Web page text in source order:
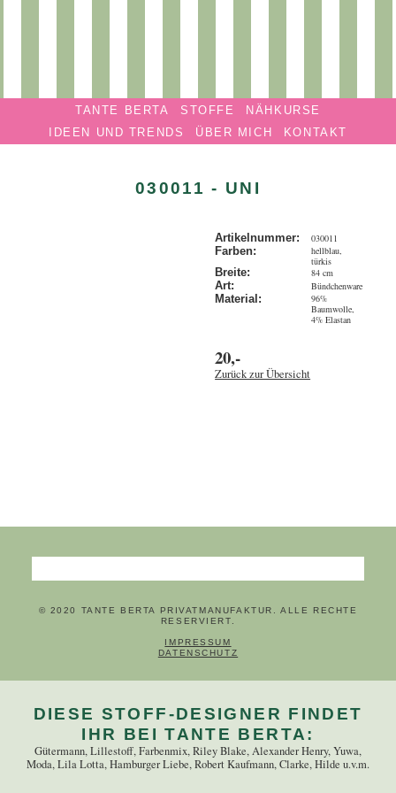
BERTA
Privatmanufaktur
Navigation überspringenTANTE BERTA STOFFE
NÄHKURSE
IDEEN UND TRENDS
ÜBER MICH KONTAKT
030011 - UNI
Artikelnummer:
030011
Farben:
hellblau,
türkis
Breite:
84 cm
Art:
Bündchenware
Material:
96%
Baumwolle,
4% Elastan
20,-
Zurück zur Übersicht
Suchbegriffe
© 2020 TANTE BERTA PRIVATMANUFAKTUR. ALLE RECHTE
RESERVIERT.
NAVIGATION ÜBERSPRINGEN
IMPRESSUM
DATENSCHUTZ
DIESE STOFF-DESIGNER FINDET
IHR BEI TANTE BERTA:
Gütermann, Lillestoff, Farbenmix, Riley Blake, Alexander Henry, Yuwa,
Moda, Lila Lotta, Hamburger Liebe, Robert Kaufmann, Clarke, Hilde u.v.m.